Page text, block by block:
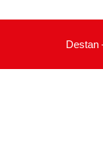
Destan